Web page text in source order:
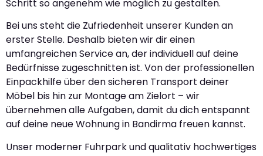
Schritt so angenehm wie möglich zu gestalten.
Bei uns steht die Zufriedenheit unserer Kunden an
erster Stelle. Deshalb bieten wir dir einen
umfangreichen Service an, der individuell auf deine
Bedürfnisse zugeschnitten ist. Von der professionellen
Einpackhilfe über den sicheren Transport deiner
Möbel bis hin zur Montage am Zielort – wir
übernehmen alle Aufgaben, damit du dich entspannt
auf deine neue Wohnung in Bandirma freuen kannst.
Unser moderner Fuhrpark und qualitativ hochwertiges